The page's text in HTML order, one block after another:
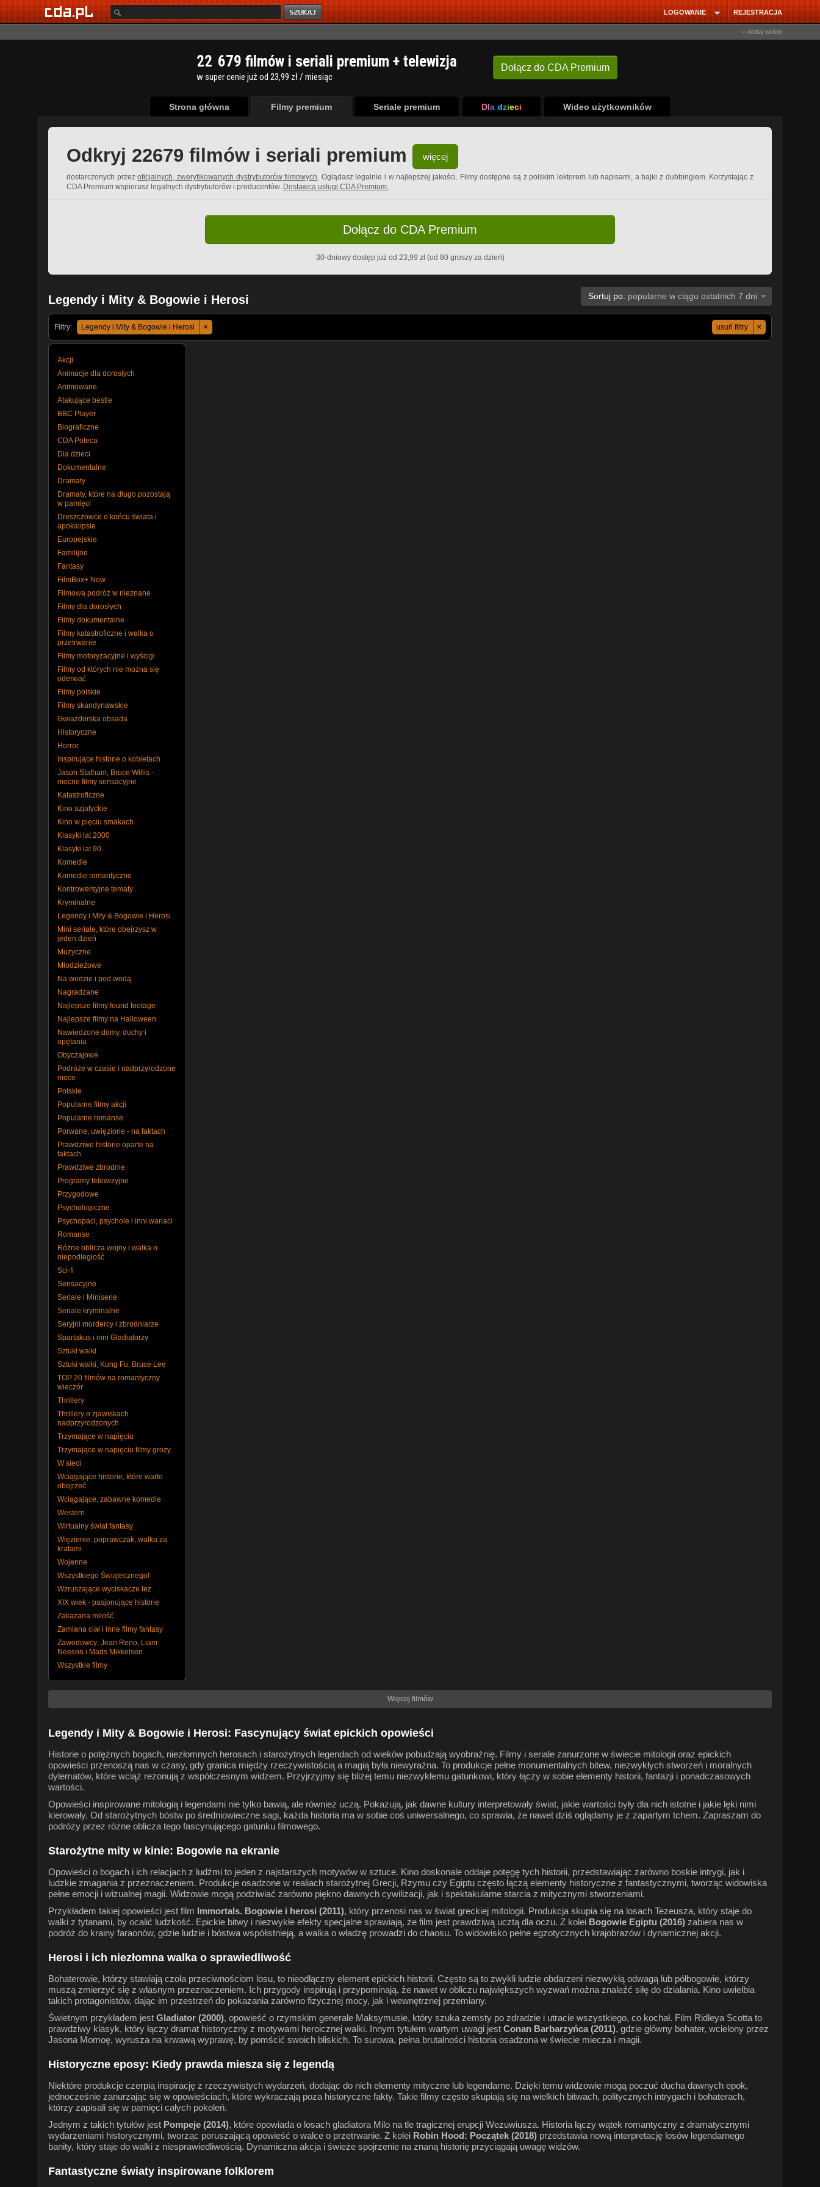
REJESTRACJA
LOGOWANIE
+ dodaj wideo
Dołącz do CDA Premium
22 679 filmów i seriali premium + telewizja
w super cenie już od 23,99 zł / miesiąc
Strona główna Filmy premium Seriale premium Dla dzieci Wideo użytkowników
Odkryj 22679 filmów i seriali premium więcej
dostarczonych przezoficjalnych, zweryfikowanych dystrybutorów filmowych. Oglądasz legalnie i w najlepszej jakości. Filmy dostępne są z polskim lektorem lub napisami, a bajki z dubbingiem. Korzystając z
CDA Premium wspierasz legalnych dystrybutorów i producentów. Dostawca usługi CDA Premium.
Dołącz do CDA Premium
30-dniowy dostęp już od 23,99 zł (od 80 groszy za dzień)
Sortuj po: popularne w ciągu ostatnich 7 dni
Legendy i Mity & Bogowie i Herosi
Filtry: Legendy i Mity & Bogowie i Herosi × ×
usuń filtry
Akcji
Animacje dla dorosłych
Animowane
Atakujące bestie
BBC Player
Biograficzne
CDA Poleca
Dla dzieci
Dokumentalne
Dramaty
Dramaty, które na długo pozostają
w pamięci
Dreszczowce o końcu świata i
apokalipsie
Europejskie
Familijne
Fantasy
FilmBox+ Now
Filmowa podróż w nieznane
Filmy dla dorosłych
Filmy dokumentalne
Filmy katastroficzne i walka o
przetrwanie
Filmy motoryzacyjne i wyścigi
Filmy od których nie można się
oderwać
Filmy polskie
Filmy skandynawskie
Gwiazdorska obsada
Historyczne
Horror
Inspirujące historie o kobietach
Jason Statham, Bruce Willis -
mocne filmy sensacyjne
Katastroficzne
Kino azjatyckie
Kino w pięciu smakach
Klasyki lat 2000
Klasyki lat 90.
Komedie
Komedie romantyczne
Kontrowersyjne tematy
Kryminalne
Legendy i Mity & Bogowie i Herosi
Mini seriale, które obejrzysz w
jeden dzień
Muzyczne
Młodzieżowe
Na wodzie i pod wodą
Nagradzane
Najlepsze filmy found footage
Najlepsze filmy na Halloween
Nawiedzone domy, duchy i
opętania
Obyczajowe
Podróże w czasie i nadprzyrodzone
moce
Polskie
Popularne filmy akcji
Popularne romanse
Porwane, uwięzione - na faktach
Prawdziwe historie oparte na
faktach
Prawdziwe zbrodnie
Programy telewizyjne
Przygodowe
Psychologiczne
Psychopaci, psychole i inni wariaci
Romanse
Różne oblicza wojny i walka o
niepodległość
Sci-fi
Sensacyjne
Seriale i Miniserie
Seriale kryminalne
Seryjni mordercy i zbrodniarze
Spartakus i inni Gladiatorzy
Sztuki walki
Sztuki walki, Kung Fu, Bruce Lee
TOP 20 filmów na romantyczny
wieczór
Thrillery
Thrillery o zjawiskach
nadprzyrodzonych
Trzymające w napięciu
Trzymające w napięciu filmy grozy
W sieci
Wciągające historie, które warto
obejrzeć
Wciągające, zabawne komedie
Western
Wirtualny świat fantasy
Więzienie, poprawczak, walka za
kratami
Wojenne
Wszystkiego Świątecznego!
Wzruszające wyciskacze łez
XIX wiek - pasjonujące historie
Zakazana miłość
Zamiana ciał i inne filmy fantasy
Zawodowcy: Jean Reno, Liam
Neeson i Mads Mikkelsen
Wszystkie filmy
Więcej filmów
Legendy i Mity & Bogowie i Herosi: Fascynujący świat epickich opowieści
Historie o potężnych bogach, niezłomnych herosach i starożytnych legendach od wieków pobudzają wyobraźnię. Filmy i seriale zanurzone w świecie mitologii oraz epickich
opowieści przenoszą nas w czasy, gdy granica między rzeczywistością a magią była niewyraźna. To produkcje pełne monumentalnych bitew, niezwykłych stworzeń i moralnych
dylematów, które wciąż rezonują z współczesnym widzem. Przyjrzyjmy się bliżej temu niezwykłemu gatunkowi, który łączy w sobie elementy historii, fantazji i ponadczasowych
wartości.
Opowieści inspirowane mitologią i legendami nie tylko bawią, ale również uczą. Pokazują, jak dawne kultury interpretowały świat, jakie wartości były dla nich istotne i jakie lęki nimi
kierowały. Od starożytnych bóstw po średniowieczne sagi, każda historia ma w sobie coś uniwersalnego, co sprawia, że nawet dziś oglądamy je z zapartym tchem. Zapraszam do
podróży przez różne oblicza tego fascynującego gatunku filmowego.
Starożytne mity w kinie: Bogowie na ekranie
Opowieści o bogach i ich relacjach z ludźmi to jeden z najstarszych motywów w sztuce. Kino doskonale oddaje potęgę tych historii, przedstawiając zarówno boskie intrygi, jak i
ludzkie zmagania z przeznaczeniem. Produkcje osadzone w realiach starożytnej Grecji, Rzymu czy Egiptu często łączą elementy historyczne z fantastycznymi, tworząc widowiska
pełne emocji i wizualnej magii. Widzowie mogą podziwiać zarówno piękno dawnych cywilizacji, jak i spektakularne starcia z mitycznymi stworzeniami.
Przykładem takiej opowieści jest film Immortals. Bogowie i herosi (2011), który przenosi nas w świat greckiej mitologii. Produkcja skupia się na losach Tezeusza, który staje do
walki z tytanami, by ocalić ludzkość. Epickie bitwy i niezwykłe efekty specjalne sprawiają, że film jest prawdziwą ucztą dla oczu. Z kolei Bogowie Egiptu (2016) zabiera nas w
podróż do krainy faraonów, gdzie ludzie i bóstwa współistnieją, a walka o władzę prowadzi do chaosu. To widowisko pełne egzotycznych krajobrazów i dynamicznej akcji.
Herosi i ich niezłomna walka o sprawiedliwość
Bohaterowie, którzy stawiają czoła przeciwnościom losu, to nieodłączny element epickich historii. Często są to zwykli ludzie obdarzeni niezwykłą odwagą lub półbogowie, którzy
muszą zmierzyć się z własnym przeznaczeniem. Ich przygody inspirują i przypominają, że nawet w obliczu największych wyzwań można znaleźć siłę do działania. Kino uwielbia
takich protagonistów, dając im przestrzeń do pokazania zarówno fizycznej mocy, jak i wewnętrznej przemiany.
Świetnym przykładem jest Gladiator (2000), opowieść o rzymskim generale Maksymusie, który szuka zemsty po zdradzie i utracie wszystkiego, co kochał. Film Ridleya Scotta to
prawdziwy klasyk, który łączy dramat historyczny z motywami heroicznej walki. Innym tytułem wartym uwagi jest Conan Barbarzyńca (2011), gdzie główny bohater, wcielony przez
Jasona Momoę, wyrusza na krwawą wyprawę, by pomścić swoich bliskich. To surowa, pełna brutalności historia osadzona w świecie miecza i magii.
Historyczne eposy: Kiedy prawda miesza się z legendą
Niektóre produkcje czerpią inspirację z rzeczywistych wydarzeń, dodając do nich elementy mityczne lub legendarne. Dzięki temu widzowie mogą poczuć ducha dawnych epok,
jednocześnie zanurzając się w opowieściach, które wykraczają poza historyczne fakty. Takie filmy często skupiają się na wielkich bitwach, politycznych intrygach i bohaterach,
którzy zapisali się w pamięci całych pokoleń.
Jednym z takich tytułów jest Pompeje (2014), które opowiada o losach gladiatora Milo na tle tragicznej erupcji Wezuwiusza. Historia łączy wątek romantyczny z dramatycznymi
wydarzeniami historycznymi, tworząc poruszającą opowieść o walce o przetrwanie. Z kolei Robin Hood: Początek (2018) przedstawia nową interpretację losów legendarnego
banity, który staje do walki z niesprawiedliwością. Dynamiczna akcja i świeże spojrzenie na znaną historię przyciągają uwagę widzów.
Fantastyczne światy inspirowane folklorem